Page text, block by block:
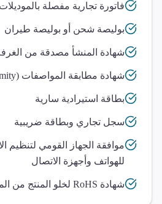
فاتورة تجارية مفصلة
بوليصة شحن أو بوليصة طيران
شهادة المنشأ مصدقة من الغرفة
شهادة مطابقة المواصفات (Certificate of Conformity)
بطاقة استيرادية سارية
سجل تجاري وبطاقة ضريبية
للهواتف وأجهزة الاتصال
شهادة RoHS لخلو المنتج من المواد الخطرة